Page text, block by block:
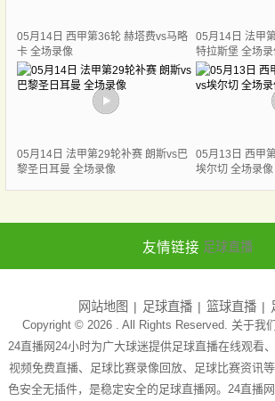
05月14日 西甲第36轮 赫塔费vs马略
卡 全场录像
05月14日 法甲
特拉斯堡 全场录
05月14日 法甲第29轮补赛 朗斯vs巴
黎圣日耳曼 全场录像
05月13日 西甲
埃尔切 全场录像
友情链接 足球直播
网站地图 足球直播 篮球直播
Copyright © 2026 . All Rights Reserved. 关于我们
24直播网24小时为广大球迷提供足球直播在线观看
视频免费直播、足球比赛录像回放、足球比赛资讯
色安全无插件，是稳定安全的足球直播网。24直播